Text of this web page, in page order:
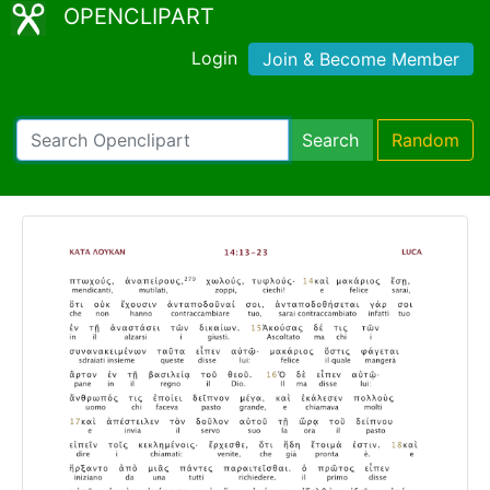
OPENCLIPART
Login Join & Become Member
Search Random